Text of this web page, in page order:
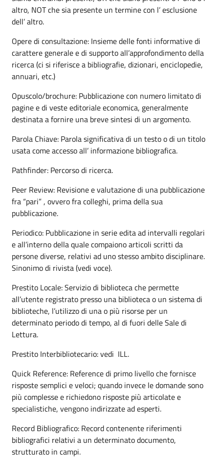
altro, NOT che sia presente un termine con l’ esclusione
dell’ altro.
Opere di consultazione: Insieme delle fonti informative di
carattere generale e di supporto all’approfondimento della
ricerca (ci si riferisce a bibliografie, dizionari, enciclopedie,
annuari, etc.)
Opuscolo/brochure: Pubblicazione con numero limitato di
pagine e di veste editoriale economica, generalmente
destinata a fornire una breve sintesi di un argomento.
Parola Chiave: Parola significativa di un testo o di un titolo
usata come accesso all’ informazione bibliografica.
Pathfinder: Percorso di ricerca.
Peer Review: Revisione e valutazione di una pubblicazione
fra “pari” , ovvero fra colleghi, prima della sua
pubblicazione.
Periodico: Pubblicazione in serie edita ad intervalli regolari
e all’interno della quale compaiono articoli scritti da
persone diverse, relativi ad uno stesso ambito disciplinare.
Sinonimo di rivista (vedi voce).
Prestito Locale: Servizio di biblioteca che permette
all’utente registrato presso una biblioteca o un sistema di
biblioteche, l’utilizzo di una o più risorse per un
determinato periodo di tempo, al di fuori delle Sale di
Lettura.
Prestito Interbibliotecario: vedi ILL.
Quick Reference: Reference di primo livello che fornisce
risposte semplici e veloci; quando invece le domande sono
più complesse e richiedono risposte più articolate e
specialistiche, vengono indirizzate ad esperti.
Record Bibliografico: Record contenente riferimenti
bibliografici relativi a un determinato documento,
strutturato in campi.